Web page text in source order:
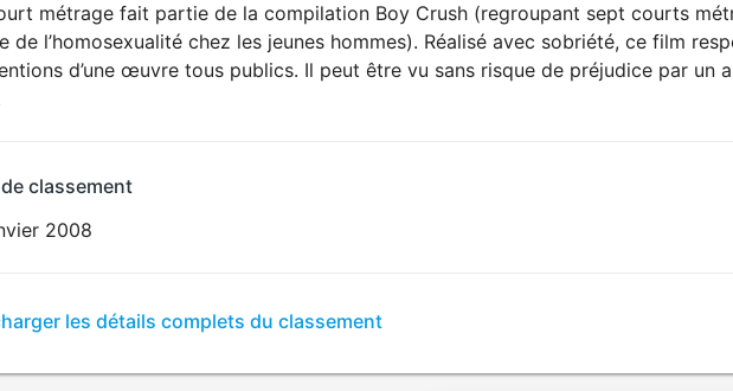
métrage fait partie de la compilation Boy Crush (regroupant sept courts
de l’homosexualité chez les jeunes hommes). Réalisé avec sobriété, ce film
d’une œuvre tous publics. Il peut être vu sans risque de préjudice par un
classement
2008
les détails complets du classement